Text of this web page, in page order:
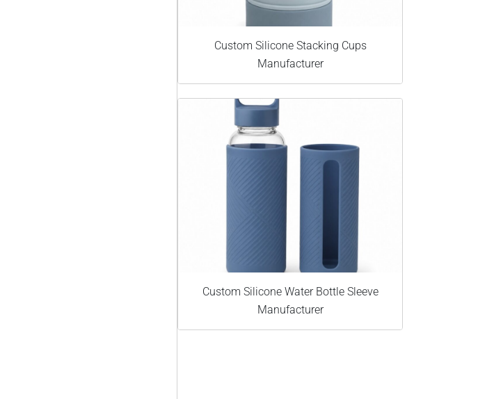
Custom Silicone Stacking Cups
Manufacturer
Custom Silicone Water Bottle Sleeve
Manufacturer